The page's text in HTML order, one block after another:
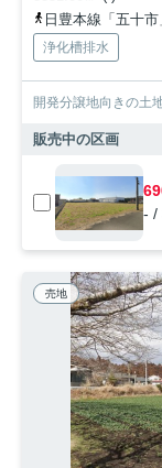
日豊本線「五十
浄化槽排水
開発分譲地向きの土
販売中の区画
- /
売地